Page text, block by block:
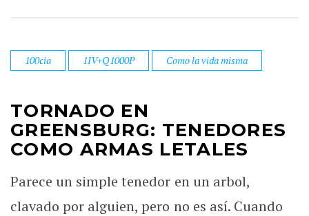
100cia 1IV+Q1000P Como la vida misma
TORNADO EN
GREENSBURG: TENEDORES
COMO ARMAS LETALES
Parece un simple tenedor en un arbol,
clavado por alguien, pero no es así. Cuando